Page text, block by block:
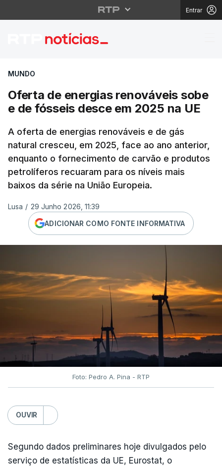
Entrar
Oferta de energias
MUNDO
Oferta de energias renováveis sobe
e de fósseis desce em 2025 na UE
A oferta de energias renováveis e de gás
natural cresceu, em 2025, face ao ano anterior,
enquanto o fornecimento de carvão e produtos
petrolíferos recuaram para os níveis mais
baixos da série na União Europeia.
Lusa / 29 Junho 2026, 11:39
ADICIONAR COMO FONTE INFORMATIVA
Foto: Pedro A. Pina - RTP
OUVIR
Segundo dados preliminares hoje divulgados pelo
serviço de estatísticas da UE, Eurostat, o